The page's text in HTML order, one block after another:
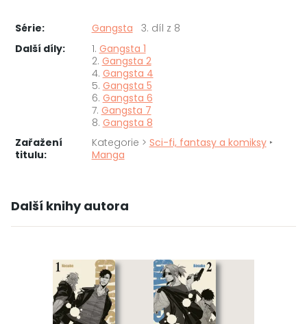
Série: Gangsta
3. díl z 8
Další díly:
1. Gangsta 1
2. Gangsta 2
4. Gangsta 4
5. Gangsta 5
6. Gangsta 6
7. Gangsta 7
8. Gangsta 8
Zařažení
titulu:
Kategorie > Sci-fi, fantasy a komiksy‣
Manga
Další knihy autora